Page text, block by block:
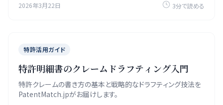
2026年3月22日 3分で読める
特許活用ガイド
特許明細書のクレームドラフティング入門
特許クレームの書き方の基本と戦略的なドラフティング技法を
PatentMatch.jpがお届けします。